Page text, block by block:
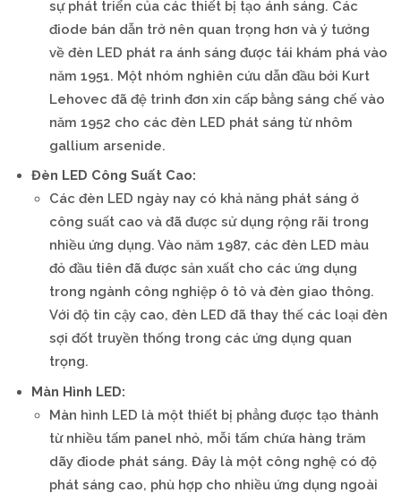
sự phát triển của các thiết bị tạo ánh sáng. Các
điode bán dẫn trở nên quan trọng hơn và ý tưởng
về đèn LED phát ra ánh sáng được tái khám phá vào
năm 1951. Một nhóm nghiên cứu dẫn đầu bởi Kurt
Lehovec đã đệ trình đơn xin cấp bằng sáng chế vào
năm 1952 cho các đèn LED phát sáng từ nhôm
gallium arsenide.
Đèn LED Công Suất Cao:
Các đèn LED ngày nay có khả năng phát sáng ở
công suất cao và đã được sử dụng rộng rãi trong
nhiều ứng dụng. Vào năm 1987, các đèn LED màu
đỏ đầu tiên đã được sản xuất cho các ứng dụng
trong ngành công nghiệp ô tô và đèn giao thông.
Với độ tin cậy cao, đèn LED đã thay thế các loại đèn
sợi đốt truyền thống trong các ứng dụng quan
trọng.
Màn Hình LED:
Màn hình LED là một thiết bị phẳng được tạo thành
từ nhiều tấm panel nhỏ, mỗi tấm chứa hàng trăm
dãy điode phát sáng. Đây là một công nghệ có độ
phát sáng cao, phù hợp cho nhiều ứng dụng ngoài